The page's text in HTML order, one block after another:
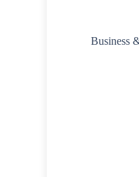
Business